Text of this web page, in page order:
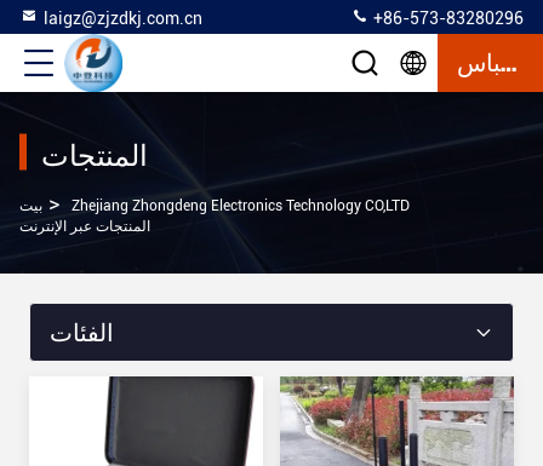
laigz@zjzdkj.com.cn +86-573-83280296
إقتباس
المنتجات
بيت >
Zhejiang Zhongdeng Electronics Technology CO,LTD
المنتجات عبر الإنترنت
الفئات